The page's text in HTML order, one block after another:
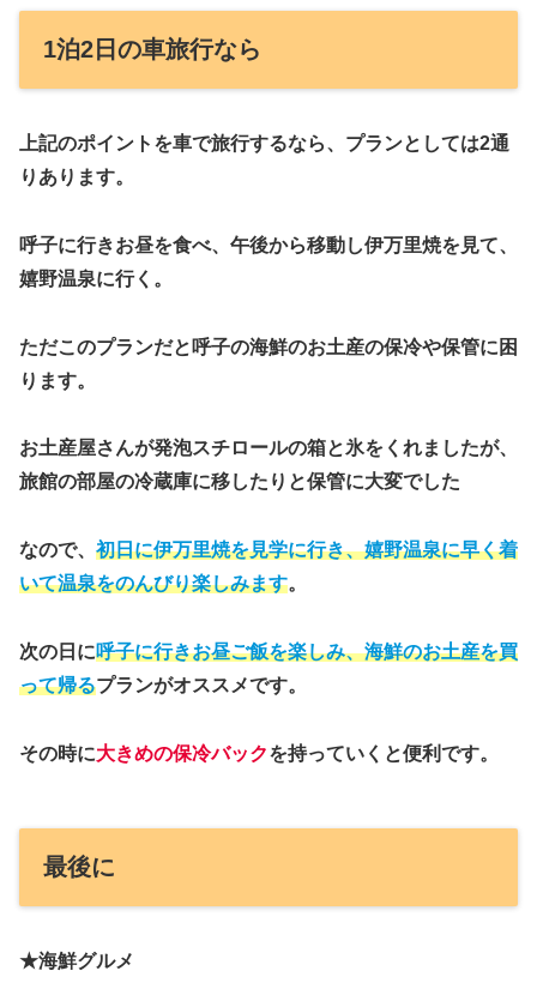
1泊2日の車旅行なら
上記のポイントを車で旅行するなら、プランとしては2通
りあります。
呼子に行きお昼を食べ、午後から移動し伊万里焼を見て、
嬉野温泉に行く。
ただこのプランだと呼子の海鮮のお土産の保冷や保管に困
ります。
お土産屋さんが発泡スチロールの箱と氷をくれましたが、
旅館の部屋の冷蔵庫に移したりと保管に大変でした
なので、 初日に伊万里焼を見学に行き、嬉野温泉に早く着
いて温泉をのんびり楽しみます。
次の日に呼子に行きお昼ご飯を楽しみ、海鮮のお土産を買
って帰るプランがオススメです。
その時に大きめの保冷バックを持っていくと便利です。
最後に
★海鮮グルメ